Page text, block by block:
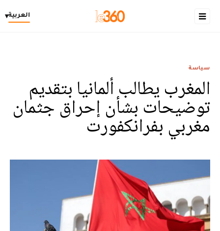
العربية▾
سياسة
المغرب يطالب ألمانيا بتقديم
توضيحات بشأن إحراق جثمان
مغربي بفرانكفورت